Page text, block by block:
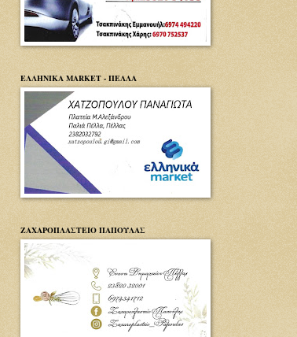
ΕΛΛΗΝΙΚΑ MARKET - ΠΕΛΛΑ
ΖΑΧΑΡΟΠΛΑΣΤΕΙΟ ΠΑΠΟΥΛΑΣ